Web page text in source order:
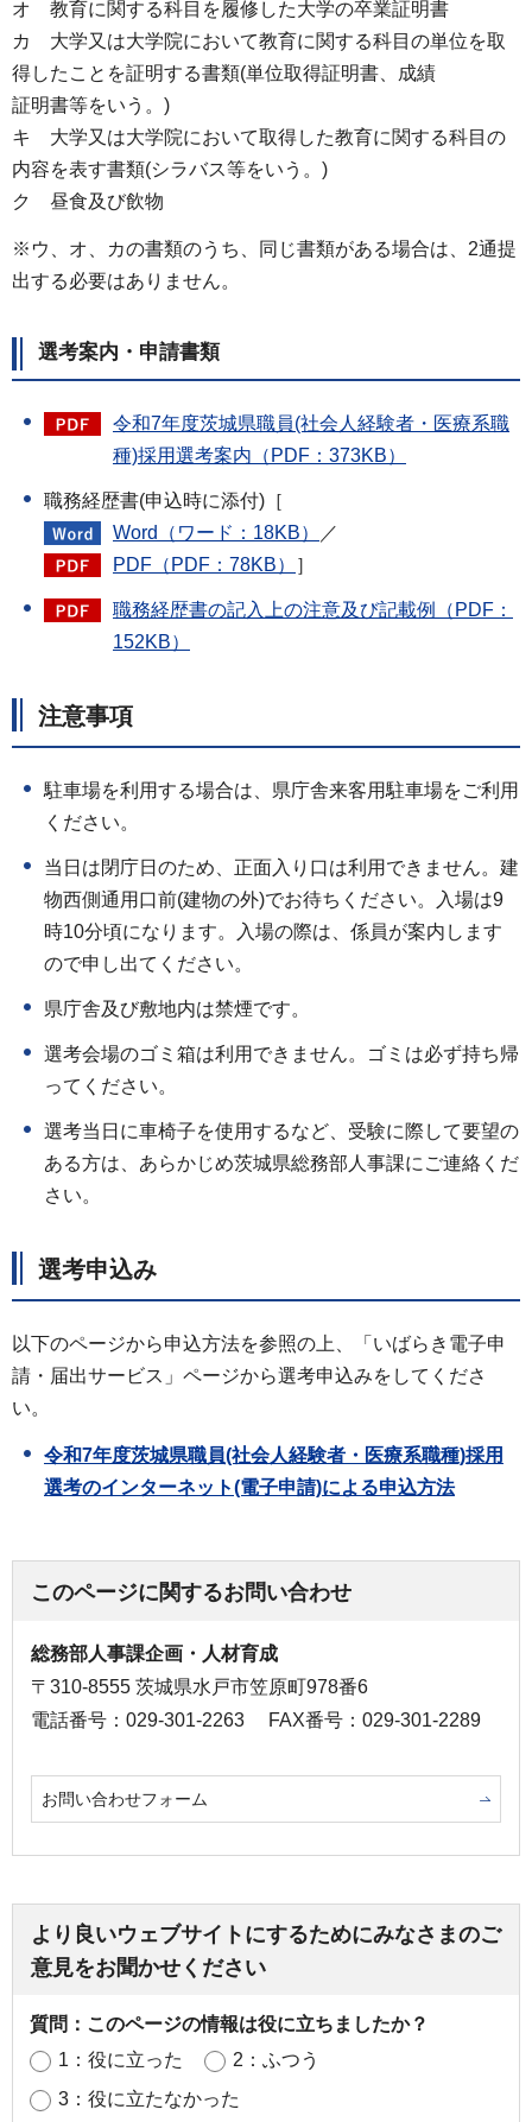
オ 教育に関する科目を履修した大学の卒業証明書
カ 大学又は大学院において教育に関する科目の単位を取
得したことを証明する書類(単位取得証明書、成績
証明書等をいう。)
キ 大学又は大学院において取得した教育に関する科目の
内容を表す書類(シラバス等をいう。)
ク 昼食及び飲物
※ウ、オ、カの書類のうち、同じ書類がある場合は、2通提
出する必要はありません。
選考案内・申請書類
令和7年度茨城県職員(社会人経験者・医療系職
種)採用選考案内（PDF：373KB）
職務経歴書(申込時に添付)［
Word（ワード：18KB）
／
PDF（PDF：78KB）
］
職務経歴書の記入上の注意及び記載例（PDF：
152KB）
注意事項
駐車場を利用する場合は、県庁舎来客用駐車場をご利用
ください。
当日は閉庁日のため、正面入り口は利用できません。建
物西側通用口前(建物の外)でお待ちください。入場は9
時10分頃になります。入場の際は、係員が案内します
ので申し出てください。
県庁舎及び敷地内は禁煙です。
選考会場のゴミ箱は利用できません。ゴミは必ず持ち帰
ってください。
選考当日に車椅子を使用するなど、受験に際して要望の
ある方は、あらかじめ茨城県総務部人事課にご連絡くだ
さい。
選考申込み
以下のページから申込方法を参照の上、「いばらき電子申
請・届出サービス」ページから選考申込みをしてくださ
い。
令和7年度茨城県職員(社会人経験者・医療系職種)採用
選考のインターネット(電子申請)による申込方法
このページに関するお問い合わせ
総務部人事課企画・人材育成
〒310-8555 茨城県水戸市笠原町978番6
電話番号：029-301-2263
FAX番号：029-301-2289
お問い合わせフォーム
より良いウェブサイトにするためにみなさまのご
意見をお聞かせください
質問：このページの情報は役に立ちましたか？
1：役に立った
2：ふつう
3：役に立たなかった